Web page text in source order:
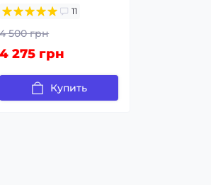
11
4 500 грн
4 275 грн
Купить